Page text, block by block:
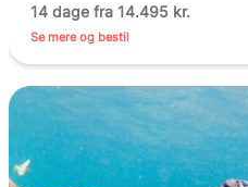
14 dage fra 14.495 kr.
Se mere og bestil